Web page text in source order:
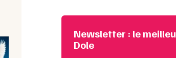
Newsletter : le
Dole